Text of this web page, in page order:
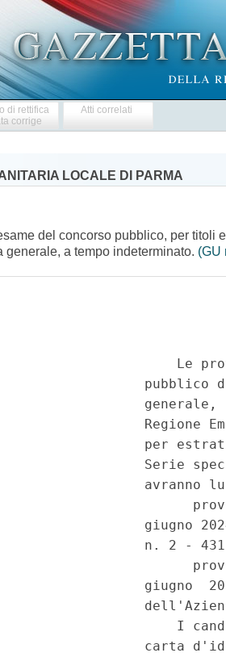
di rettifica
corrige
Atti correlati
LOCALE DI PARMA
del concorso pubblico, per titoli
a tempo indeterminato. (GU